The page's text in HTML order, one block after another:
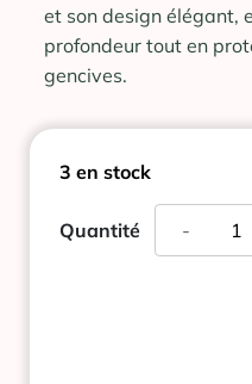
et son design élégant,
profondeur tout en
gencives.
3 en stock
Quantité -